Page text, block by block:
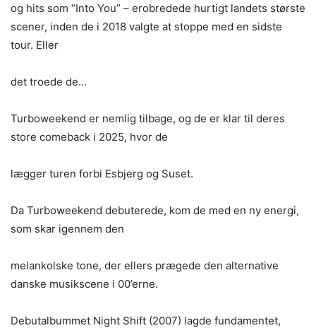
og hits som “Into You” – erobredede hurtigt landets største
scener, inden de i 2018 valgte at stoppe med en sidste
tour. Eller
det troede de…
Turboweekend er nemlig tilbage, og de er klar til deres
store comeback i 2025, hvor de
lægger turen forbi Esbjerg og Suset.
Da Turboweekend debuterede, kom de med en ny energi,
som skar igennem den
melankolske tone, der ellers prægede den alternative
danske musikscene i 00’erne.
Debutalbummet Night Shift (2007) lagde fundamentet,